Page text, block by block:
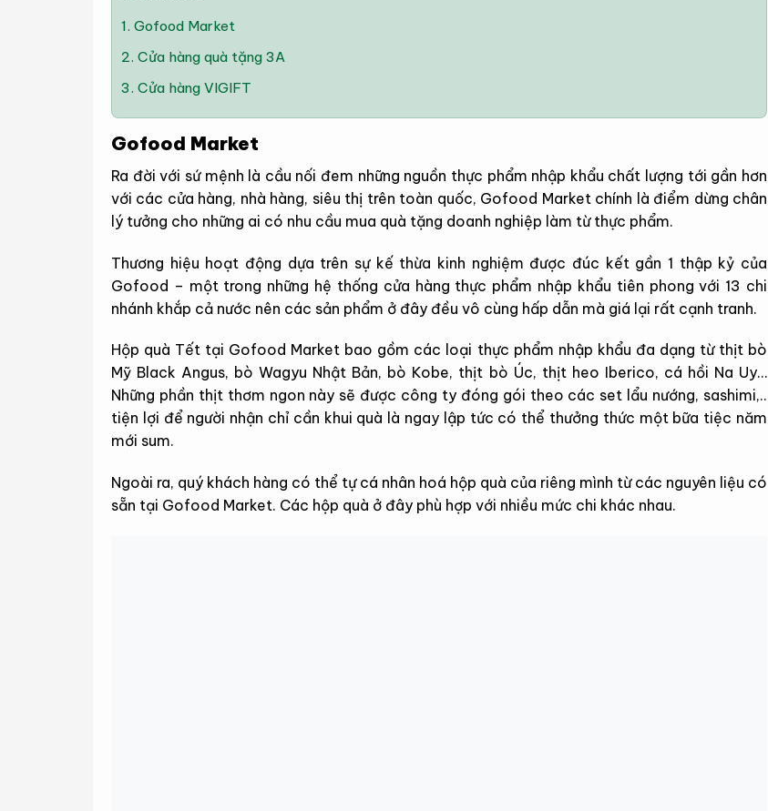
1. Gofood Market
2. Cửa hàng quà tặng 3A
3. Cửa hàng VIGIFT
Gofood Market
Ra đời với sứ mệnh là cầu nối đem những nguồn thực phẩm nhập khẩu chất lượng tới gần hơn
với các cửa hàng, nhà hàng, siêu thị trên toàn quốc, Gofood Market chính là điểm dừng chân
lý tưởng cho những ai có nhu cầu mua quà tặng doanh nghiệp làm từ thực phẩm.
Thương hiệu hoạt động dựa trên sự kế thừa kinh nghiệm được đúc kết gần 1 thập kỷ của
Gofood – một trong những hệ thống cửa hàng thực phẩm nhập khẩu tiên phong với 13 chi
nhánh khắp cả nước nên các sản phẩm ở đây đều vô cùng hấp dẫn mà giá lại rất cạnh tranh.
Hộp quà Tết tại Gofood Market bao gồm các loại thực phẩm nhập khẩu đa dạng từ thịt bò
Mỹ Black Angus, bò Wagyu Nhật Bản, bò Kobe, thịt bò Úc, thịt heo Iberico, cá hồi Na Uy…
Những phần thịt thơm ngon này sẽ được công ty đóng gói theo các set lẩu nướng, sashimi,..
tiện lợi để người nhận chỉ cần khui quà là ngay lập tức có thể thưởng thức một bữa tiệc năm
mới sum.
Ngoài ra, quý khách hàng có thể tự cá nhân hoá hộp quà của riêng mình từ các nguyên liệu có
sẵn tại Gofood Market. Các hộp quà ở đây phù hợp với nhiều mức chi khác nhau.